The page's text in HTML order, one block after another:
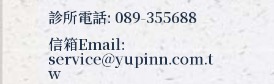
診所電話: 089-355688
信箱Email:
service@yupinn.com.t
w